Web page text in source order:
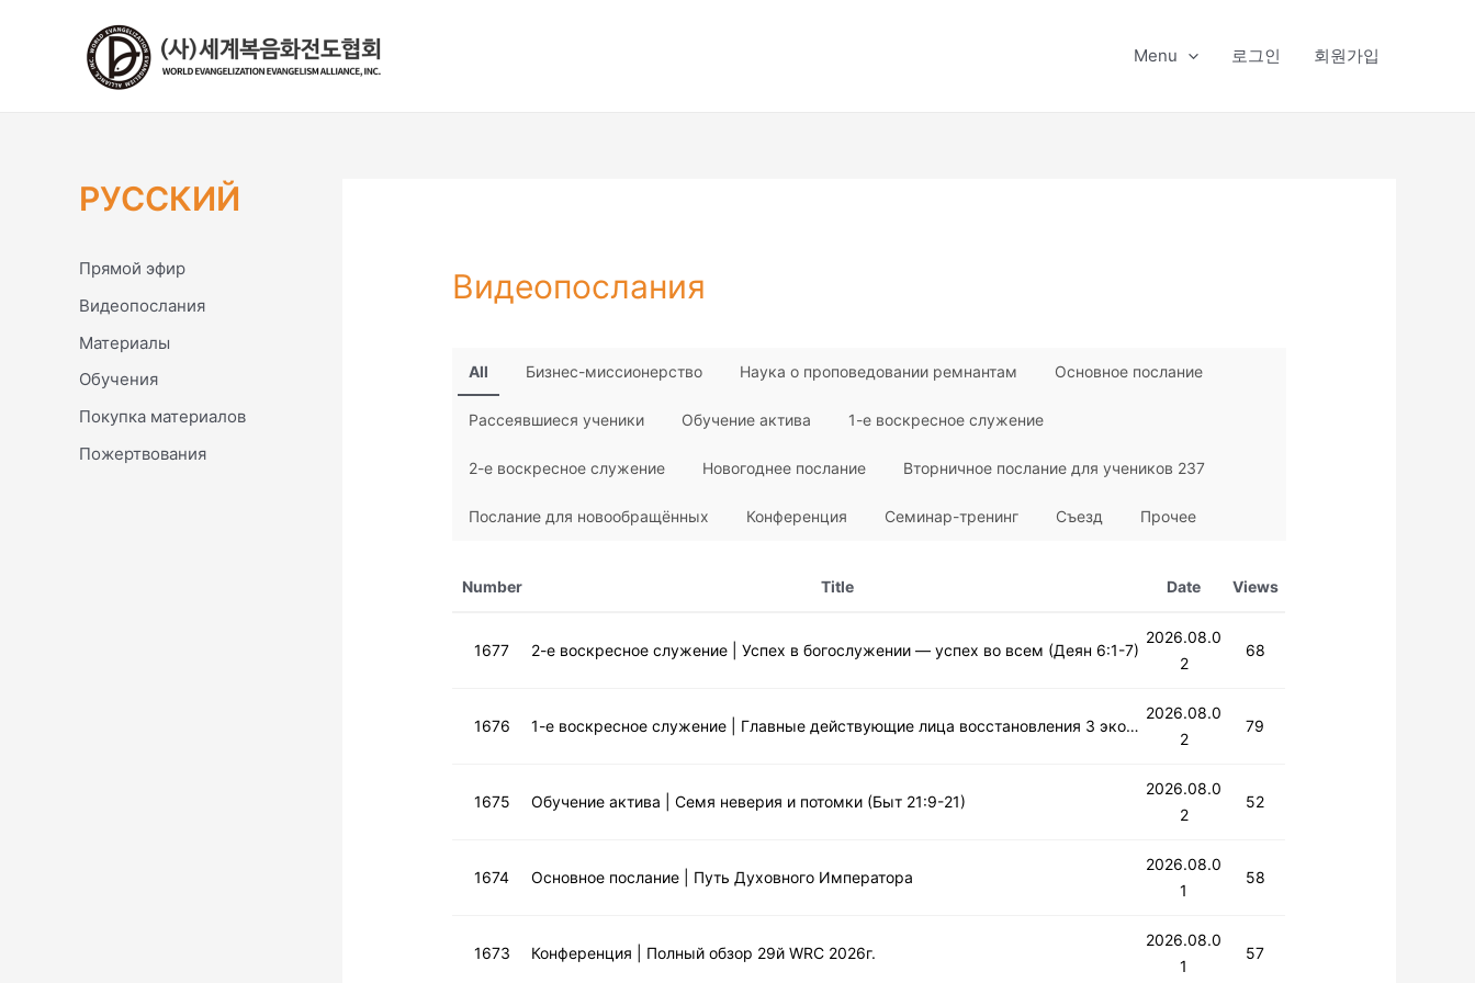
Menu 로그인 회원가입
РУССКИЙ
Прямой эфир
Видеопослания
Материалы
Обучения
Покупка материалов
Пожертвования
Видеопослания
All Бизнес-миссионерство Наука о проповедовании ремнантам Основное послание
Рассеявшиеся ученики Обучение актива 1-е воскресное служение
2-е воскресное служение Новогоднее послание Вторничное послание для учеников 237
Послание для новообращённых Конференция Семинар-тренинг Съезд Прочее
Number Title Date Views
1677 2-е воскресное служение | Успех в богослужении — успех во всем (Деян 6:1-7)
2026.08.0
2
68
1676 1-е воскресное служение | Главные действующие лица восстановления 3 экономик (Деян 4:32-37)
2026.08.0
2
79
1675 Обучение актива | Семя неверия и потомки (Быт 21:9-21)
2026.08.0
2
52
1674 Основное послание | Путь Духовного Императора
2026.08.0
1
58
1673 Конференция | Полный обзор 29й WRC 2026г.
2026.08.0
1
57